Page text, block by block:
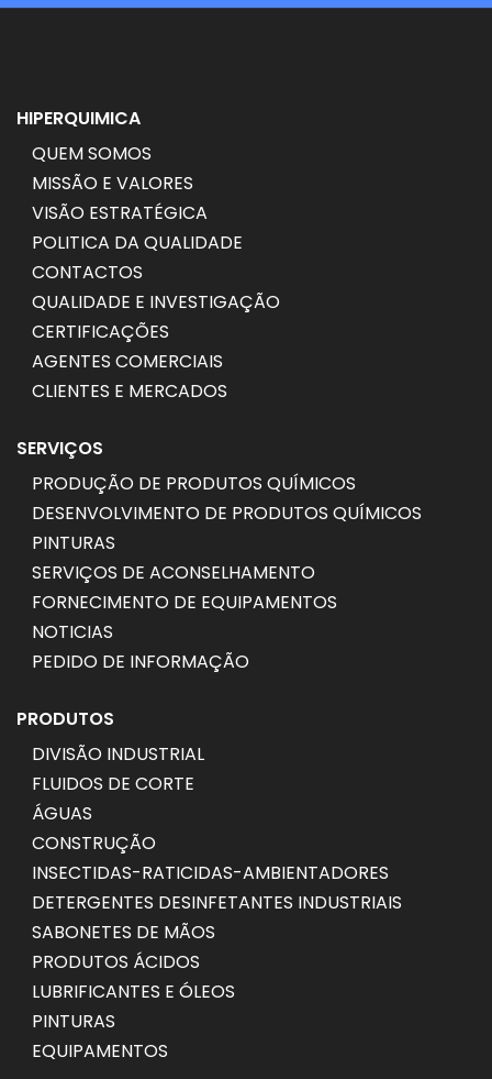
HIPERQUIMICA
QUEM SOMOS
MISSÃO E VALORES
VISÃO ESTRATÉGICA
POLITICA DA QUALIDADE
CONTACTOS
QUALIDADE E INVESTIGAÇÃO
CERTIFICAÇÕES
AGENTES COMERCIAIS
CLIENTES E MERCADOS
SERVIÇOS
PRODUÇÃO DE PRODUTOS QUÍMICOS
DESENVOLVIMENTO DE PRODUTOS QUÍMICOS
PINTURAS
SERVIÇOS DE ACONSELHAMENTO
FORNECIMENTO DE EQUIPAMENTOS
NOTICIAS
PEDIDO DE INFORMAÇÃO
PRODUTOS
DIVISÃO INDUSTRIAL
FLUIDOS DE CORTE
ÁGUAS
CONSTRUÇÃO
INSECTIDAS-RATICIDAS-AMBIENTADORES
DETERGENTES DESINFETANTES INDUSTRIAIS
SABONETES DE MÃOS
PRODUTOS ÁCIDOS
LUBRIFICANTES E ÓLEOS
PINTURAS
EQUIPAMENTOS